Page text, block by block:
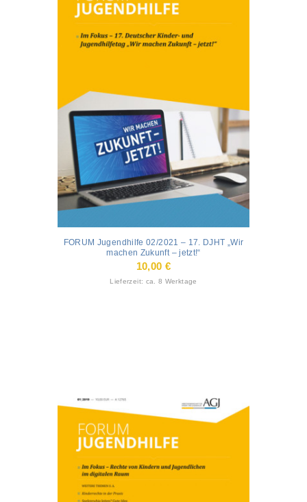
FORUM Jugendhilfe 02/2021 – 17. DJHT „Wir
machen Zukunft – jetzt!“
10,00 €
Lieferzeit: ca. 8 Werktage